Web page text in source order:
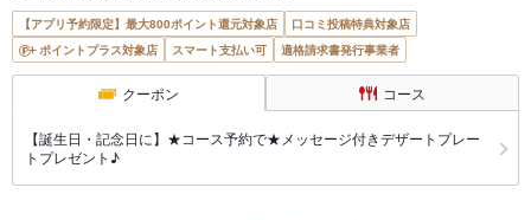
【アプリ予約限定】最大800ポイント還元対象店
口コミ投稿特典対象店
ポイントプラス対象店
スマート支払い可 適格請求書発行事業者
クーポン コース
【誕生日・記念日に】★コース予約で★メッセージ付きデザートプレー
トプレゼント♪